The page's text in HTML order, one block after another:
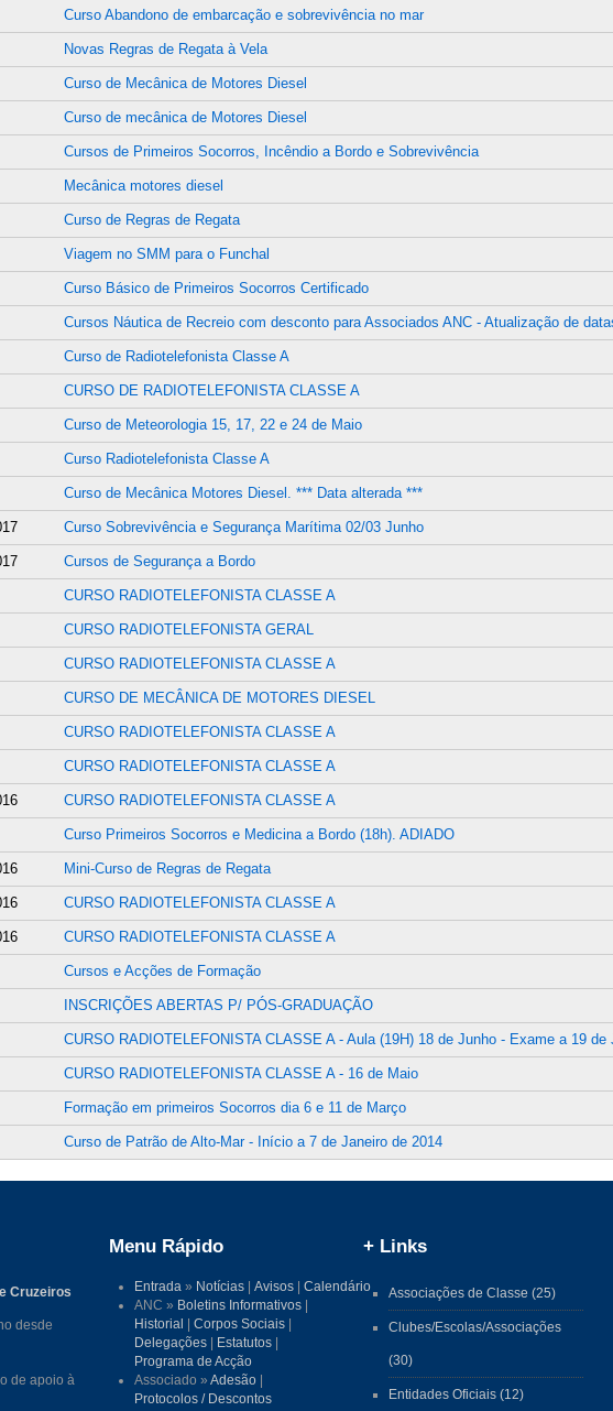
Curso Abandono de embarcação e sobrevivência no mar
Novas Regras de Regata à Vela
Curso de Mecânica de Motores Diesel
Curso de mecânica de Motores Diesel
Cursos de Primeiros Socorros, Incêndio a Bordo e Sobrevivência
Mecânica motores diesel
Curso de Regras de Regata
Viagem no SMM para o Funchal
Curso Básico de Primeiros Socorros Certificado
Cursos Náutica de Recreio com desconto para Associados ANC - Atualização de
Curso de Radiotelefonista Classe A
CURSO DE RADIOTELEFONISTA CLASSE A
Curso de Meteorologia 15, 17, 22 e 24 de Maio
Curso Radiotelefonista Classe A
Curso de Mecânica Motores Diesel. *** Data alterada ***
Curso Sobrevivência e Segurança Marítima 02/03 Junho
Cursos de Segurança a Bordo
CURSO RADIOTELEFONISTA CLASSE A
CURSO RADIOTELEFONISTA GERAL
CURSO RADIOTELEFONISTA CLASSE A
CURSO DE MECÂNICA DE MOTORES DIESEL
CURSO RADIOTELEFONISTA CLASSE A
CURSO RADIOTELEFONISTA CLASSE A
CURSO RADIOTELEFONISTA CLASSE A
Curso Primeiros Socorros e Medicina a Bordo (18h). ADIADO
Mini-Curso de Regras de Regata
CURSO RADIOTELEFONISTA CLASSE A
CURSO RADIOTELEFONISTA CLASSE A
Cursos e Acções de Formação
INSCRIÇÕES ABERTAS P/ PÓS-GRADUAÇÃO
CURSO RADIOTELEFONISTA CLASSE A - Aula (19H) 18 de Junho - Exame a 19 de
CURSO RADIOTELEFONISTA CLASSE A - 16 de Maio
Formação em primeiros Socorros dia 6 e 11 de Março
Curso de Patrão de Alto-Mar - Início a 7 de Janeiro de 2014
Cruzeiros
desde
de apoio à
Menu Rápido
Entrada » Notícias |Avisos |Calendário
ANC » Boletins Informativos
Historial
|Corpos Sociais
Delegações
Estatutos
Programa de Acção
Associado »Adesão
Protocolos / Descontos
+ Links
Associações de Classe (25)
Clubes/Escolas/Associações
(30)
Entidades Oficiais (12)